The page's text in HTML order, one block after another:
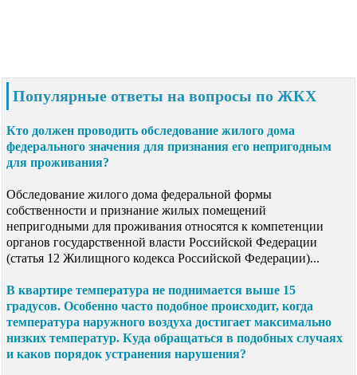
Популярные ответы на вопросы по ЖКХ
Кто должен проводить обследование жилого дома
федерального значения для признания его непригодным
для проживания?
Обследование жилого дома федеральной формы
собственности и признание жилых помещений
непригодными для проживания относятся к компетенции
органов государственной власти Российской Федерации
(статья 12 Жилищного кодекса Российской Федерации)...
В квартире температура не поднимается выше 15
градусов. Особенно часто подобное происходит, когда
температура наружного воздуха достигает максимально
низких температур. Куда обращаться в подобных случаях
и каков порядок устранения нарушения?